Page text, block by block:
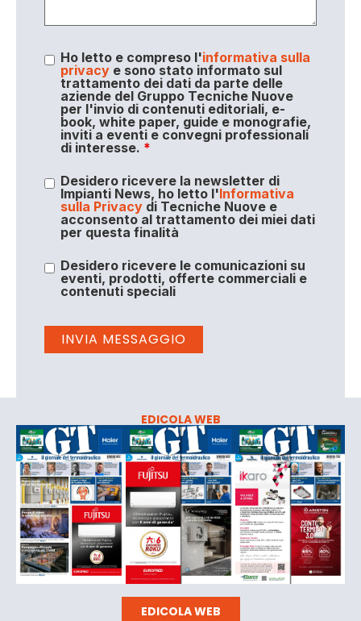
Ho letto e compreso l'informativa sulla
privacye sono stato informato sul
trattamento dei dati da parte delle
aziende del Gruppo Tecniche Nuove
per l'invio di contenuti editoriali, e-
book, white paper, guide e monografie,
inviti a eventi e convegni professionali
di interesse. *
Desidero ricevere la newsletter di
Impianti News, ho letto l'Informativa
sulla Privacydi Tecniche Nuove e
acconsento al trattamento dei miei dati
per questa finalità
Desidero ricevere le comunicazioni su
eventi, prodotti, offerte commerciali e
contenuti speciali
EDICOLA WEB
EDICOLA WEB